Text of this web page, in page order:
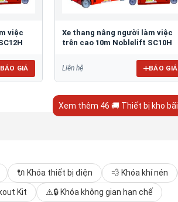
việc
BÁO GIÁ
Xe thang nâng người làm việc
trên cao 10m Noblelift SC10H
Liên hệ BÁO GIÁ
Xem thêm 46 🚚 Thiết bị kho bãi
🔌 Khóa thiết bị điện 💨 Khóa khí nén
Kit ⚠️🔒 Khóa không gian hạn chế